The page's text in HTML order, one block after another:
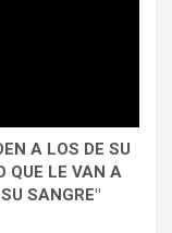
A LOS DE SU
QUE LE VAN A
SANGRE"